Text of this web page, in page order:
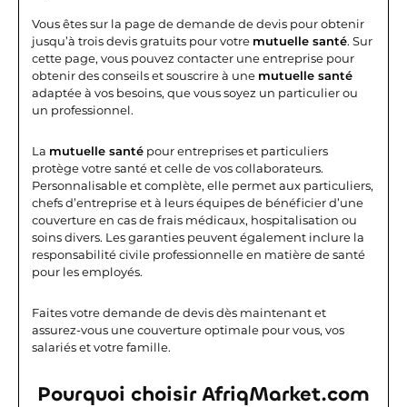
Vous êtes sur la page de demande de devis pour obtenir
jusqu’à trois devis gratuits pour votre mutuelle santé. Sur
cette page, vous pouvez contacter une entreprise pour
obtenir des conseils et souscrire à une mutuelle santé
adaptée à vos besoins, que vous soyez un particulier ou
un professionnel.
La mutuelle santé pour entreprises et particuliers
protège votre santé et celle de vos collaborateurs.
Personnalisable et complète, elle permet aux particuliers,
chefs d’entreprise et à leurs équipes de bénéficier d’une
couverture en cas de frais médicaux, hospitalisation ou
soins divers. Les garanties peuvent également inclure la
responsabilité civile professionnelle en matière de santé
pour les employés.
Faites votre demande de devis dès maintenant et
assurez-vous une couverture optimale pour vous, vos
salariés et votre famille.
Pourquoi choisir AfriqMarket.com